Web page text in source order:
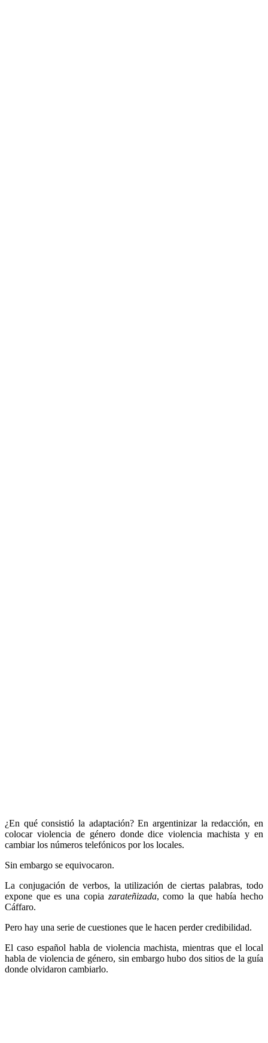
¿En qué consistió la adaptación? En argentinizar la redacción, en
colocar violencia de género donde dice violencia machista y en
cambiar los números telefónicos por los locales.
Sin embargo se equivocaron.
La conjugación de verbos, la utilización de ciertas palabras, todo
expone que es una copia zarateñizada, como la que había hecho
Cáffaro.
Pero hay una serie de cuestiones que le hacen perder credibilidad.
El caso español habla de violencia machista, mientras que el local
habla de violencia de género, sin embargo hubo dos sitios de la guía
donde olvidaron cambiarlo.